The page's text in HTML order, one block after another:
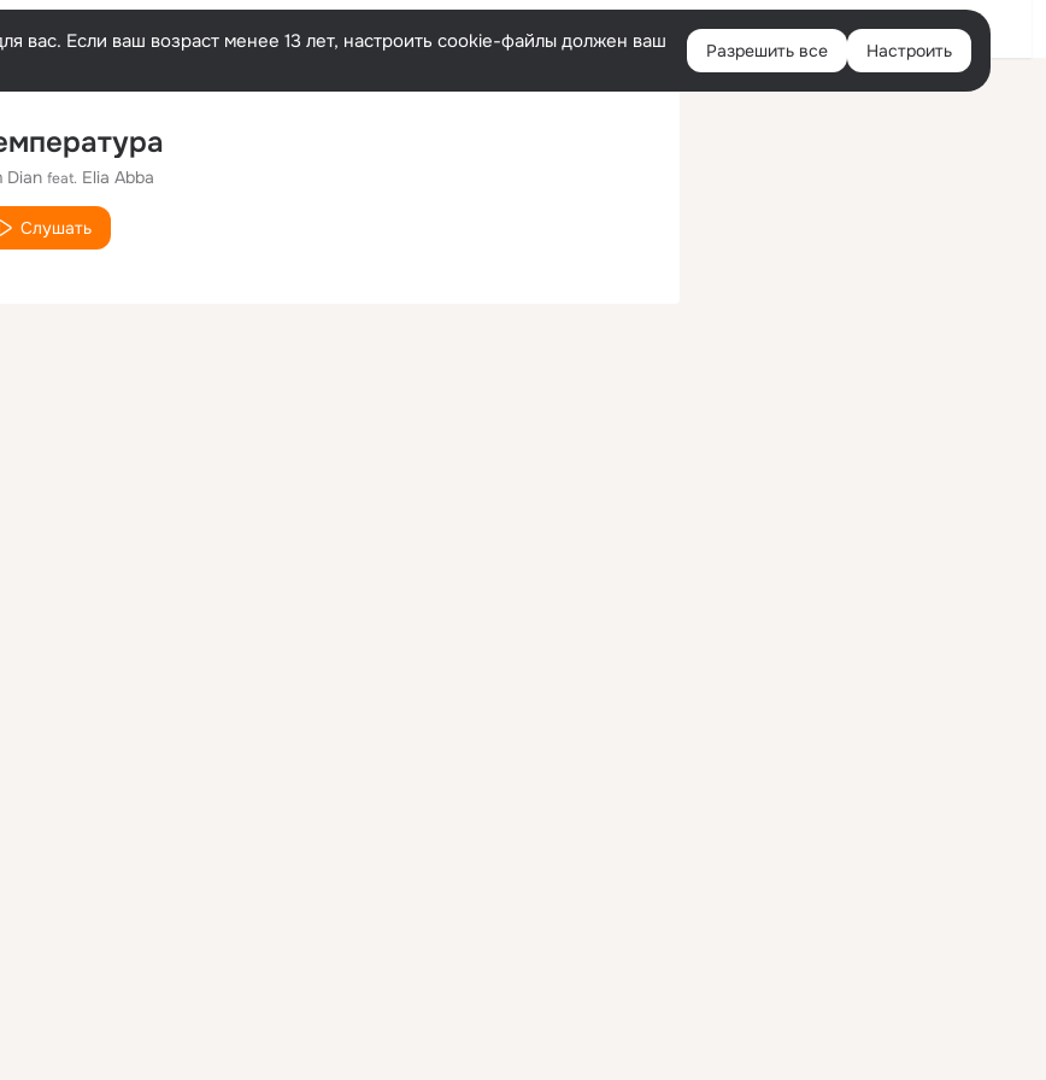
Войти
вас. Если ваш возраст менее 13 лет, настроить cookie-файлы должен ваш
Разрешить все Настроить
Dian feat. Elia Abba
Слушать